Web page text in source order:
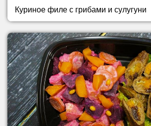
Куриное филе с грибами и сулугуни